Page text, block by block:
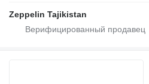
Zeppelin Tajikistan